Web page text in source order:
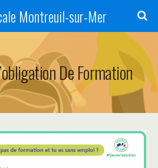
Montreuil-sur-Mer
De Formation